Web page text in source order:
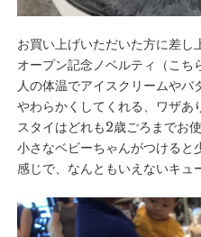
お買い上げいただいた方に差し
オープン記念ノベルティ（こち
人の体温でアイスクリームやバ
やわらかくしてくれる、ワザあ
スタイはどれも2歳ごろまでお
小さなベビーちゃんがつけると
感じで、なんともいえないキュ